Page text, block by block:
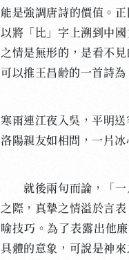
能是強調唐詩的價值。
以將「比」字上溯到中
之情是無形的，是看不
可以推王昌齡的一首詩為
寒雨連江夜入吳，平明送
洛陽親友如相問，一片冰
就後兩句而論，「一
之際，真摯之情溢於言
喻技巧。為了表露出他
具體的意象，可說是神